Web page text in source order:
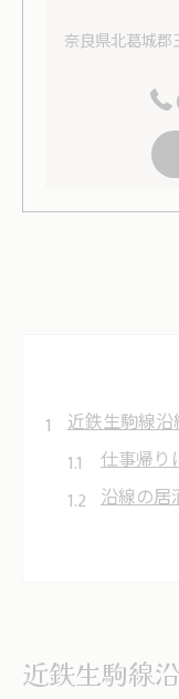
奈良県北葛城
近鉄生駒線
仕事帰り
沿線の居
居酒屋
本格中華料
近鉄生駒線